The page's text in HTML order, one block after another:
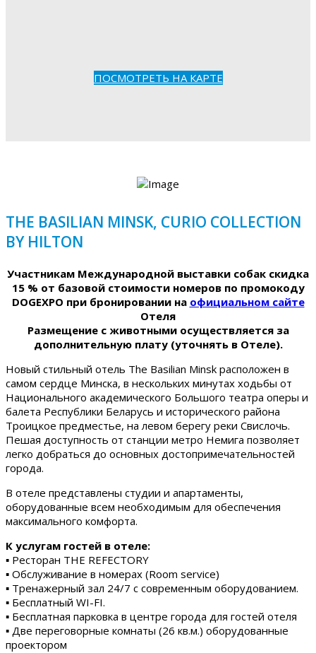
ПОСМОТРЕТЬ НА КАРТЕ
THE BASILIAN MINSK, CURIO COLLECTION
BY HILTON
Участникам Международной выставки собак скидка
15 % от базовой стоимости номеров по промокоду
DOGEXPO при бронировании на официальном сайте
Отеля
Размещение с животными осуществляется за
дополнительную плату (уточнять в Отеле).
Новый стильный отель The Basilian Minsk расположен в
самом сердце Минска, в нескольких минутах ходьбы от
Национального академического Большого театра оперы и
балета Республики Беларусь и исторического района
Троицкое предместье, на левом берегу реки Свислочь.
Пешая доступность от станции метро Немига позволяет
легко добраться до основных достопримечательностей
города.
В отеле представлены студии и апартаменты,
оборудованные всем необходимым для обеспечения
максимального комфорта.
К услугам гостей в отеле:
▪ Ресторан THE REFECTORY
▪ Обслуживание в номерах (Room service)
▪ Тренажерный зал 24/7 с современным оборудованием.
▪ Бесплатный WI-FI.
▪ Бесплатная парковка в центре города для гостей отеля
▪ Две переговорные комнаты (26 кв.м.) оборудованные
проектором